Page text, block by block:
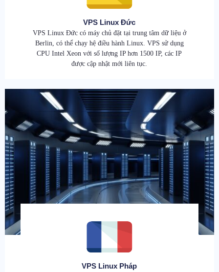
VPS Linux Đức
VPS Linux Đức có máy chủ đặt tại trung tâm dữ liệu ở
Berlin, có thể chạy hệ điều hành Linux. VPS sử dụng
CPU Intel Xeon với số lượng IP hơn 1500 IP, các IP
được cập nhật mới liên tục.
VPS Linux Pháp